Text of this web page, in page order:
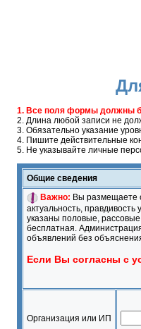
1. Все поля формы должны
2. Длина любой записи не
3. Обязательно указание
4. Пишите действительные
5. Не указывайте личные
Общие сведения
Важно: Вы размещаете
актуальность,
указаны половые,
бесплатная.
объявлений без
Если Вы согласны с
Организация или ИП